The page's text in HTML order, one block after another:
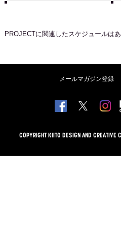
PROJECTに関連したスケジュールは
メールマガジン登録
COPYRIGHT KIITO DESIGN AND CREATIVE